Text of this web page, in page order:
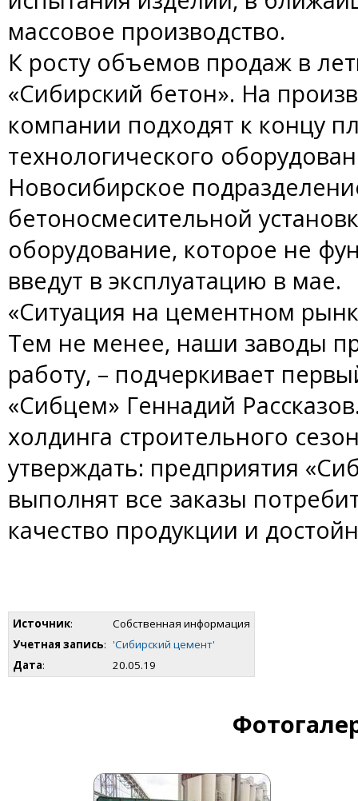
массовое производство.
К росту объемов продаж в
«Сибирский бетон». На
компании подходят к концу
технологического
Новосибирское
бетоносмесительной
оборудование, которое не
введут в эксплуатацию в мае.
«Ситуация на цементном
Тем не менее, наши заводы
работу, – подчеркивает
«Сибцем» Геннадий
холдинга строительного
утверждать: предприятия
выполнят все заказы
качество продукции и
Источник:
Собственная информация
Учетная запись: 'Сибирский цемент'
Дата: 20.05.19